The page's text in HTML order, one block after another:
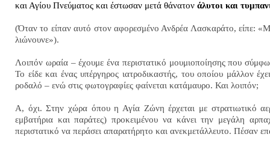
και Αγίου Πνεύματος και έστωσαν μετά θάνατον άλυτοι και
(Όταν το είπαν αυτό στον αφορεσμένο Ανδρέα Λασκαράτο, είπε:
λιώνουνε»).
Λοιπόν ωραία – έχουμε ένα περιστατικό μουμιοποίησης που
Το είδε και ένας υπέργηρος ιατροδικαστής, του οποίου μάλλον
ροδαλό – ενώ στις φωτογραφίες φαίνεται κατάμαυρο. Και λοιπόν;
Α, όχι. Στην χώρα όπου η Αγία Ζώνη έρχεται με στρατιωτικό
εμβατήρια και παράτες) προκειμένου να κάνει την μεγάλη
περιστατικό να περάσει απαρατήρητο και ανεκμετάλλευτο. Πέσαν